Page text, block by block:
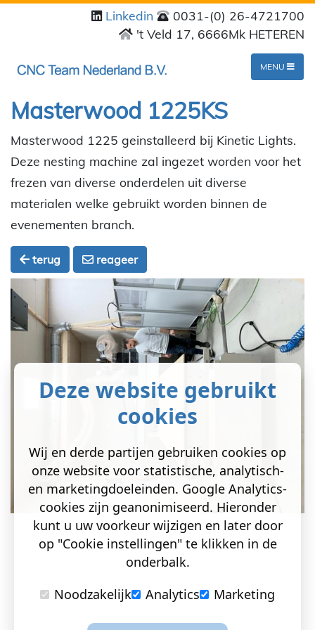
Linkedin
0031-(0) 26-4721700
't Veld 17, 6666Mk HETEREN
MENU
Masterwood 1225KS
Masterwood 1225 geinstalleerd bij Kinetic Lights.
Deze nesting machine zal ingezet worden voor het
frezen van diverse onderdelen uit diverse
materialen welke gebruikt worden binnen de
evenementen branch.
terug reageer
Deze website gebruikt
cookies
Wij en derde partijen gebruiken cookies op
onze website voor statistische, analytisch-
en marketingdoeleinden. Google Analytics-
cookies zijn geanonimiseerd. Hieronder
kunt u uw voorkeur wijzigen en later door
op "Cookie instellingen" te klikken in de
onderbalk.
Noodzakelijk
Analytics Marketing